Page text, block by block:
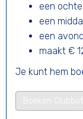
een
een
een
maakt €
Je kunt hem
Boeken